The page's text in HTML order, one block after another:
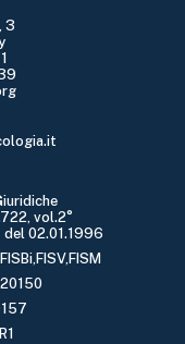
3
vol.2°
del 02.01.1996